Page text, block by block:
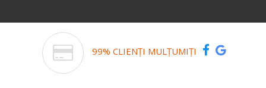
99% CLIENȚI MULȚUMIȚI